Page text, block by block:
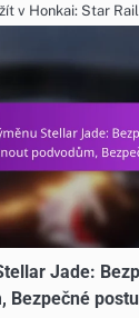
v Honkai: Star
Jade:
Bezpečné